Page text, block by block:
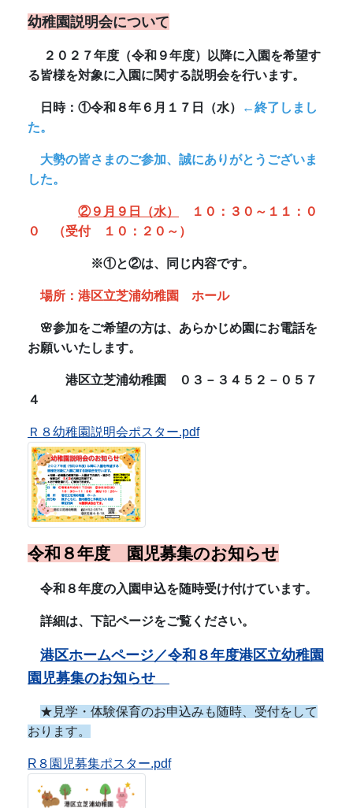
②９月９日（水）
※①と②は、同じ内容です。
場所：港区立芝浦幼稚園 ホール
お願いいたします。
港区立芝浦幼稚園 ０３－３４５２－０５７
Ｒ８幼稚園説明会ポスター.pdf
詳細は、下記ページをご覧ください。
港区ホームページ／令和８年度港区立幼稚園
園児募集のお知らせ
★見学・体験保育のお申込みも随時、受付をして
おります。
令和８年度 年間行事予定